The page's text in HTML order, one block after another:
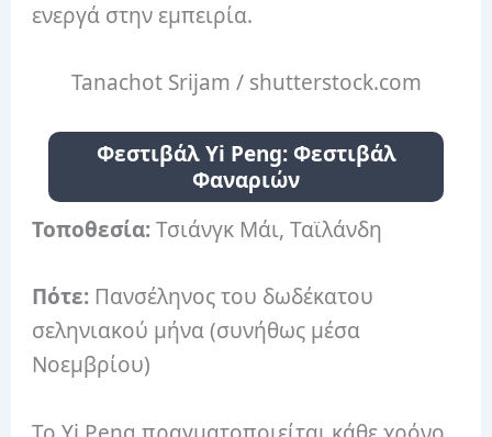
ενεργά στην εμπειρία.
Tanachot Srijam / shutterstock.com
Φεστιβάλ Yi Peng: Φεστιβάλ
Φαναριών
Τοποθεσία:Τσιάνγκ Μάι, Ταϊλάνδη
Πότε: Πανσέληνος του δωδέκατου
σεληνιακού μήνα (συνήθως μέσα
Νοεμβρίου)